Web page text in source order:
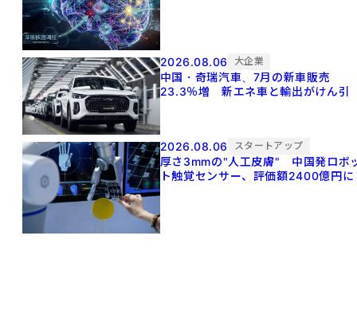
2026.08.06 大企業
中国・奇瑞汽車、7月の新車販売
23.3％増 新エネ車と輸出がけん引
2026.08.06 スタートアップ
厚さ3mmの"人工皮膚" 中国発ロボ
ト触覚センサー、評価額2400億円に